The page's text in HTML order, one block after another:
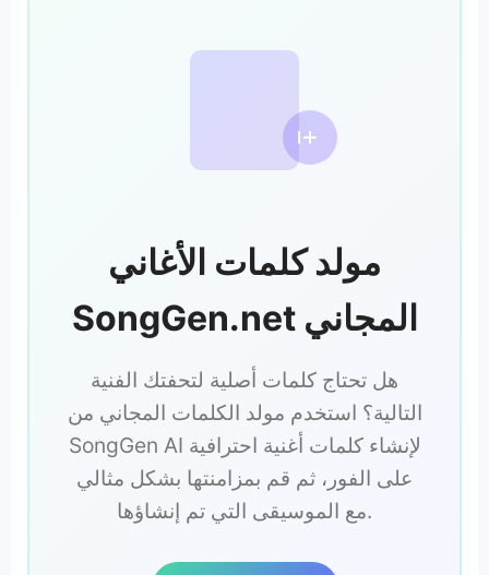
مولد كلمات الأغاني
SongGen.net المجاني
هل تحتاج كلمات أصلية لتحفتك الفنية
التالية؟ استخدم مولد الكلمات المجاني من
SongGen AI لإنشاء كلمات أغنية احترافية
على الفور، ثم قم بمزامنتها بشكل مثالي
مع الموسيقى التي تم إنشاؤها.